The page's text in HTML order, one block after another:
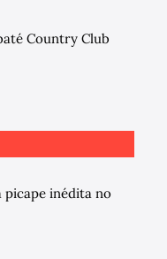
Country Club
picape inédita no